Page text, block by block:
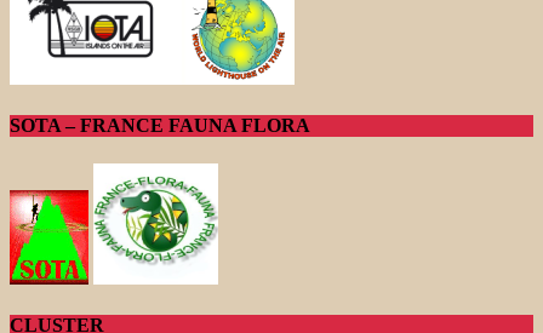
SOTA – FRANCE FAUNA FLORA
CLUSTER